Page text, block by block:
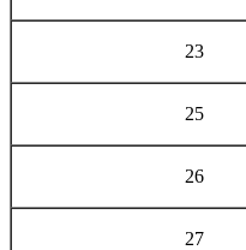
23
25
26
27